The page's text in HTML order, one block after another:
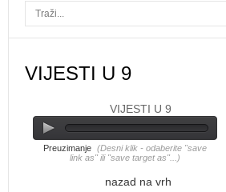
VIJESTI U 9
VIJESTI U 9
Preuzimanje (Desni klik - odaberite "save
link as" ili "save target as"...)
nazad na vrh
Zaboravili ste lozinku?